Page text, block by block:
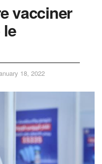
vacciner
18, 2022